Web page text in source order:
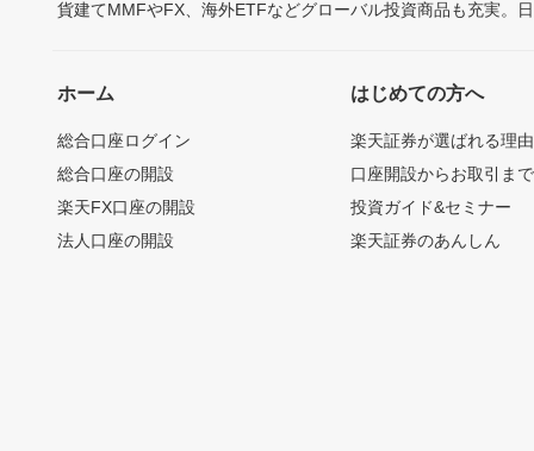
貨建てMMFやFX、海外ETFなどグローバル投資商品も充実。
ホーム
総合口座ログイン
総合口座の開設
楽天FX口座の開設
法人口座の開設
はじめての方へ
楽天証券が選ばれる理由
口座開設からお取引ま
投資ガイド&セミナー
楽天証券のあんしん